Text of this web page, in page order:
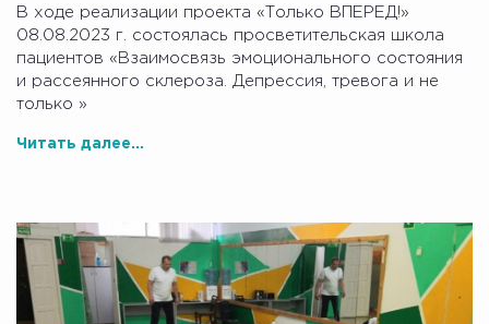
В ходе реализации проекта «Только ВПЕРЕД!»
08.08.2023 г. состоялась просветительская школа
пациентов «Взаимосвязь эмоционального состояния
и рассеянного склероза. Депрессия, тревога и не
только »
Читать далее...